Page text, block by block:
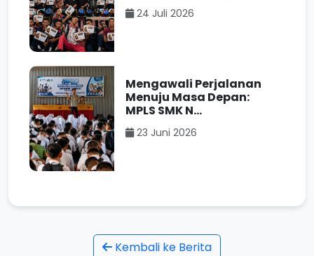
24 Juli 2026
Mengawali Perjalanan
Menuju Masa Depan:
MPLS SMK N...
23 Juni 2026
Kembali ke Berita